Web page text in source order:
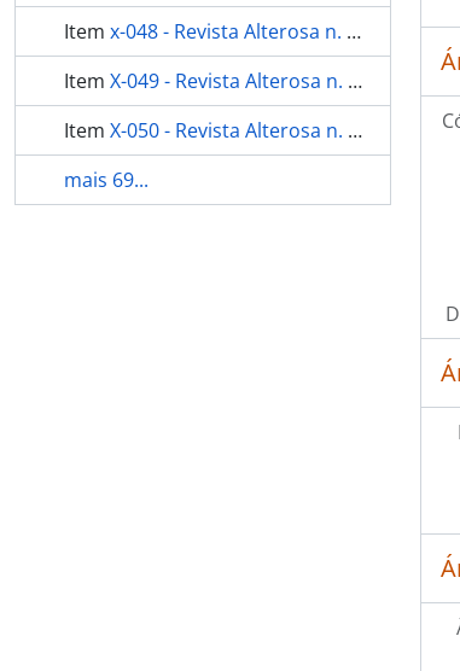
Item x-048 - Revista Alterosa n. 322
Item X-049 - Revista Alterosa n. 324
Item X-050 - Revista Alterosa n. 325
mais 69...